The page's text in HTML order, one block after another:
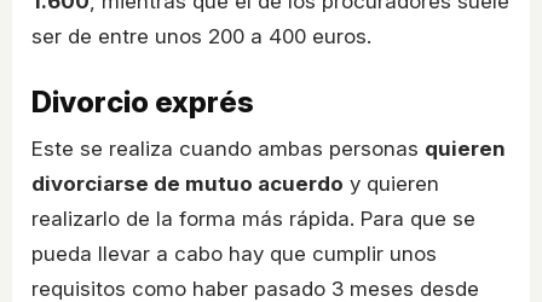
ser de entre unos 200 a 400 euros.
Divorcio exprés
Este se realiza cuando ambas personas quieren
divorciarse de mutuo acuerdo y quieren
realizarlo de la forma más rápida. Para que se
pueda llevar a cabo hay que cumplir unos
requisitos como haber pasado 3 meses desde